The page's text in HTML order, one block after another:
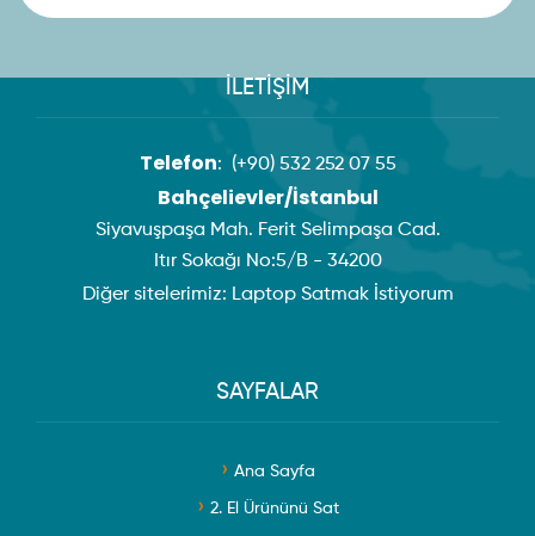
İLETİŞİM
Telefon: (+90) 532 252 07 55
Bahçelievler/İstanbul
Siyavuşpaşa Mah. Ferit Selimpaşa Cad.
Itır Sokağı No:5/B - 34200
Diğer sitelerimiz: Laptop Satmak İstiyorum
SAYFALAR
Ana Sayfa
2. El Ürününü Sat